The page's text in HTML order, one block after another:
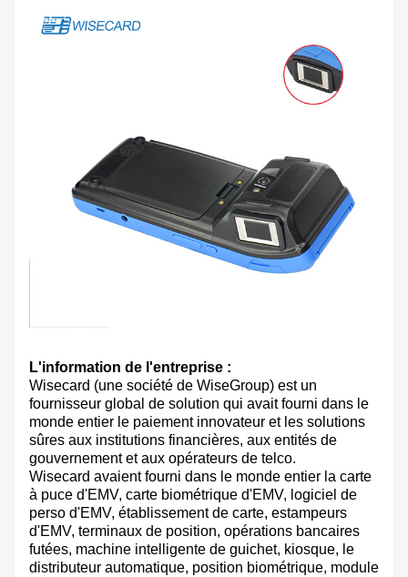
L'information de l'entreprise :
Wisecard (une société de WiseGroup) est un
fournisseur global de solution qui avait fourni dans le
monde entier le paiement innovateur et les solutions
sûres aux institutions financières, aux entités de
gouvernement et aux opérateurs de telco.
Wisecard avaient fourni dans le monde entier la carte
à puce d'EMV, carte biométrique d'EMV, logiciel de
perso d'EMV, établissement de carte, estampeurs
d'EMV, terminaux de position, opérations bancaires
futées, machine intelligente de guichet, kiosque, le
distributeur automatique, position biométrique, module